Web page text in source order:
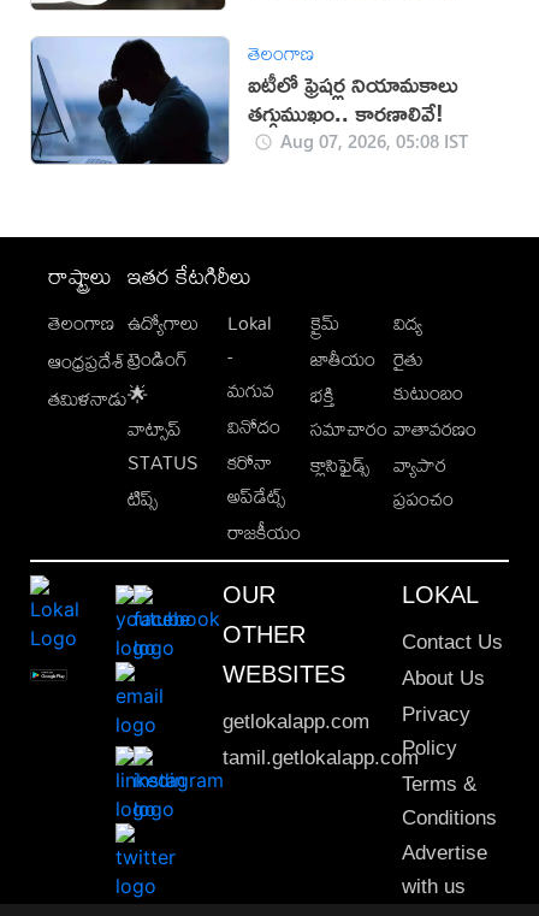
తెలంగాణ
ఐటీలో ఫ్రెషర్ల నియామకాలు
తగ్గుముఖం.. కారణాలివే!
Aug 07, 2026, 05:08 IST
రాష్ట్రాలు
తెలంగాణ
ఆంధ్రప్రదేశ్
తమిళనాడు
ఇతర కేటగిరీలు
ఉద్యోగాలు
ట్రెండింగ్
🌟
వాట్సాప్
STATUS
టిప్స్
Lokal
-
మగువ
వినోదం
కరోనా
అప్‌డేట్స్
రాజకీయం
క్రైమ్
జాతీయం
భక్తి
సమాచారం
క్లాసిఫైడ్స్
విద్య
రైతు
కుటుంబం
వాతావరణం
వ్యాపార
ప్రపంచం
OUR
OTHER
WEBSITES
getlokalapp.com
tamil.getlokalapp.com
LOKAL
Contact Us
About Us
Privacy
Policy
Terms &
Conditions
Advertise
with us